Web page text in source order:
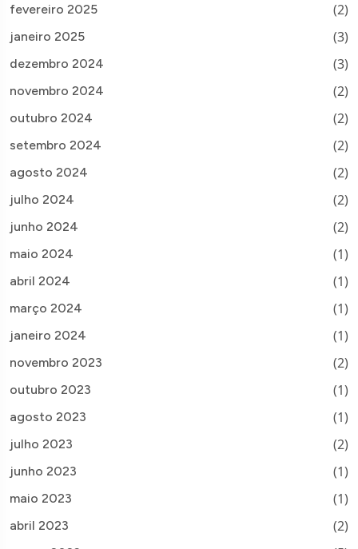
fevereiro 2025 (2)
janeiro 2025 (3)
dezembro 2024 (3)
novembro 2024 (2)
outubro 2024 (2)
setembro 2024 (2)
agosto 2024 (2)
julho 2024 (2)
junho 2024 (2)
maio 2024 (1)
abril 2024 (1)
março 2024 (1)
janeiro 2024 (1)
novembro 2023 (2)
outubro 2023 (1)
agosto 2023 (1)
julho 2023 (2)
junho 2023 (1)
maio 2023 (1)
abril 2023 (2)